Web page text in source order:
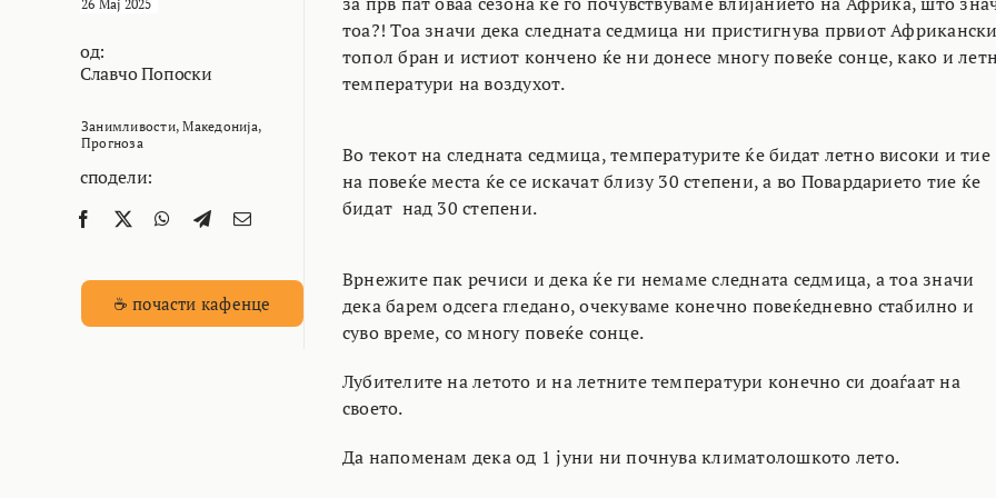
26 Мај 2025
од:
Славчо Попоски
Занимливости,Македонија,
Прогноза
сподели:
☕ почасти кафенце
тоа?! Тоа значи дека следната седмица ни пристигнува првиот Африкански
топол бран и истиот кончено ќе ни донесе многу повеќе сонце, како и
температури на воздухот.
Во текот на следната седмица, температурите ќе бидат летно високи и тие
на повеќе места ќе се искачат близу 30 степени, а во Повардарието тие ќе
бидат над 30 степени.
Врнежите пак речиси и дека ќе ги немаме следната седмица, а тоа значи
дека барем одсега гледано, очекуваме конечно повеќедневно стабилно и
суво време, со многу повеќе сонце.
Лубителите на летото и на летните температури конечно си доаѓаат на
своето.
Да напоменам дека од 1 јуни ни почнува климатолошкото лето.